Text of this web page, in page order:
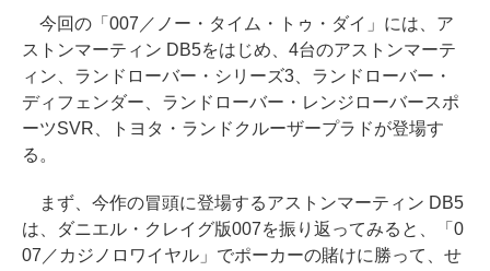
今回の「007／ノー・タイム・トゥ・ダイ」には、ア
ストンマーティン DB5をはじめ、4台のアストンマーテ
ィン、ランドローバー・シリーズ3、ランドローバー・
ディフェンダー、ランドローバー・レンジローバースポ
ーツSVR、トヨタ・ランドクルーザープラドが登場す
る。
まず、今作の冒頭に登場するアストンマーティン DB5
は、ダニエル・クレイグ版007を振り返ってみると、「0
07／カジノロワイヤル」でポーカーの賭けに勝って、せ